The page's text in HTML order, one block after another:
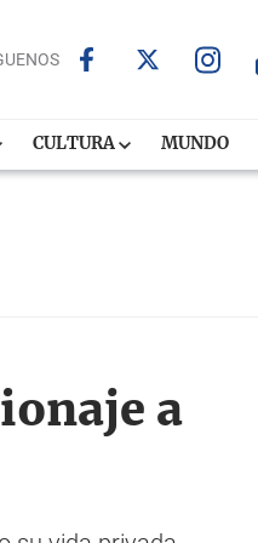
CULTURA MUNDO
a